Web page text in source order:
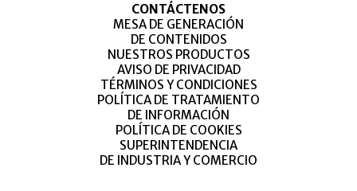
CONTÁCTENOS
MESA DE GENERACIÓN
DE CONTENIDOS
NUESTROS PRODUCTOS
AVISO DE PRIVACIDAD
TÉRMINOS Y CONDICIONES
POLÍTICA DE TRATAMIENTO
DE INFORMACIÓN
POLÍTICA DE COOKIES
SUPERINTENDENCIA
DE INDUSTRIA Y COMERCIO